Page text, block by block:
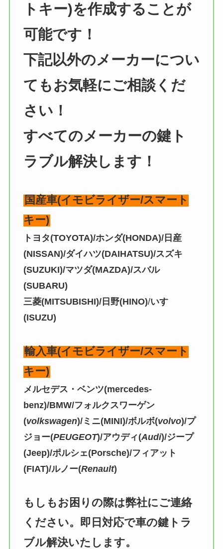
トキー)を作成することが
可能です！
下記以外のメーカーについ
てもお気軽にご相談くだ
さい！
すべてのメーカーの鍵ト
ラブル解決します！
国産車(イモビライザー/スマート
キー)
トヨタ(TOYOTA)/ホンダ(HONDA)/日産
(NISSAN)/ダイハツ(DAIHATSU)/スズキ
(SUZUKI)/マツダ(MAZDA)/スバル
(SUBARU)
三菱(MITSUBISHI)/日野(HINO)/いすゞ
(ISUZU)
輸入車(イモビライザー/スマート
キー)
メルセデス・ベンツ(mercedes-
benz)/BMW/フォルクスワーゲン
(volkswagen)/ミニ(MINI)/ボルボ(volvo)/プ
ジョー(PEUGEOT)/アウディ(Audi)/ジープ
(Jeep)/ポルシェ(Porsche)/フィアット
(FIAT)/ルノー(Renault)
もしもお困りの際は弊社にご連絡
ください。即日対応で車の鍵トラ
ブル解決いたします。